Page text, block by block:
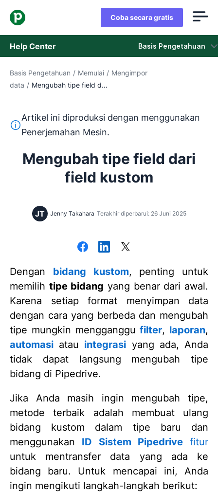
Coba secara gratis
Help Center Basis Pengetahuan
Basis Pengetahuan
Hubungi Staf Dukungan
Basis Pengetahuan / Memulai / Mengimpor
data / Mengubah tipe field d...
Teks ini diterjemahkan dari bahasa Inggris dengan
Artikel ini diproduksi dengan menggunakan
Penerjemahan Mesin.
Mengubah tipe field dari
field kustom
JT Jenny Takahara Terakhir diperbarui: 26 Juni 2025
Dengan bidang kustom, penting untuk
memilih tipe bidang yang benar dari awal.
Karena setiap format menyimpan data
dengan cara yang berbeda dan mengubah
tipe mungkin mengganggufilter, laporan,
automasi atau integrasi yang ada, Anda
tidak dapat langsung mengubah tipe
bidang di Pipedrive.
Jika Anda masih ingin mengubah tipe,
metode terbaik adalah membuat ulang
bidang kustom dalam tipe baru dan
menggunakan ID Sistem Pipedrivefitur
untuk mentransfer data yang ada ke
bidang baru. Untuk mencapai ini, Anda
ingin mengikuti langkah-langkah berikut: